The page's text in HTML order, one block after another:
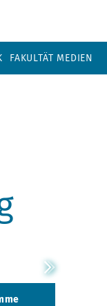
FAKULTÄT MEDIEN